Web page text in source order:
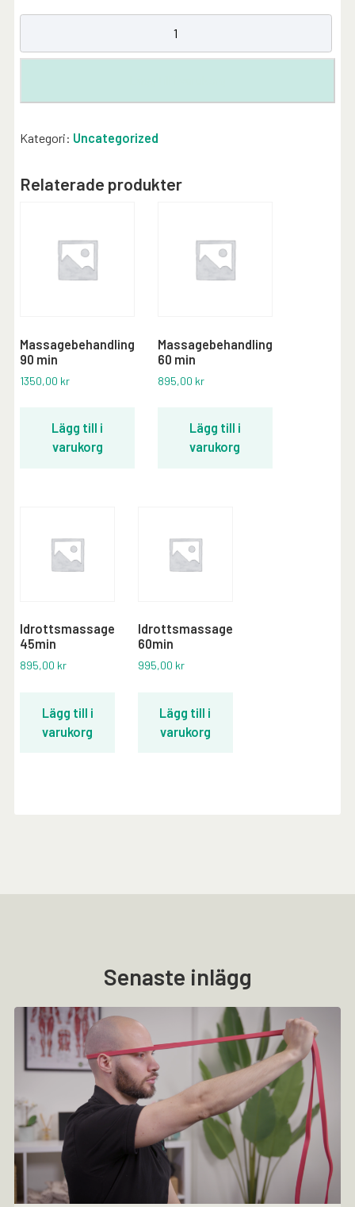
Kategori: Uncategorized
Relaterade produkter
Massagebehandling
90 min
1350,00 kr
Lägg till i
varukorg
Massagebehandling
60 min
895,00 kr
Lägg till i
varukorg
Idrottsmassage
45min
895,00 kr
Lägg till i
varukorg
Idrottsmassage
60min
995,00 kr
Lägg till i
varukorg
Senaste inlägg